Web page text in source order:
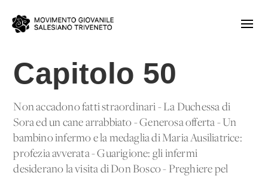
Capitolo 50
Non accadono fatti straordinari - La Duchessa di
Sora ed un cane arrabbiato - Generosa offerta - Un
bambino infermo e la medaglia di Maria Ausiliatrice:
profezia avverata - Guarigione: gli infermi
desiderano la visita di Don Bosco - Preghiere pel